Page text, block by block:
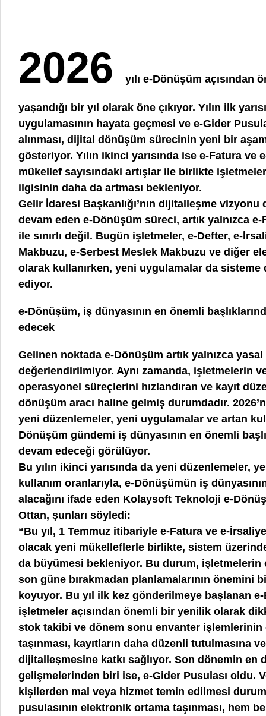
2026 yılı e-Dönüşüm açısından
yaşandığı bir yıl olarak öne çıkıyor. Yılın ilk
uygulamasının hayata geçmesi ve e-Gider
alınması, dijital dönüşüm sürecinin yeni bir
gösteriyor. Yılın ikinci yarısında ise e-Fatura ve
mükellef sayısındaki artışlar ile birlikte
ilgisinin daha da artması bekleniyor.
Gelir İdaresi Başkanlığı’nın dijitalleşme vizyonu
devam eden e-Dönüşüm süreci, artık yalnızca
ile sınırlı değil. Bugün işletmeler, e-Defter, e-
Makbuzu, e-Serbest Meslek Makbuzu ve diğer
olarak kullanırken, yeni uygulamalar da sisteme
ediyor.
e-Dönüşüm, iş dünyasının en önemli
edecek
Gelinen noktada e-Dönüşüm artık yalnızca
değerlendirilmiyor. Aynı zamanda, işletmelerin
operasyonel süreçlerini hızlandıran ve kayıt
dönüşüm aracı haline gelmiş durumdadır.
yeni düzenlemeler, yeni uygulamalar ve artan
Dönüşüm gündemi iş dünyasının en önemli
devam edeceği görülüyor.
Bu yılın ikinci yarısında da yeni düzenlemeler,
kullanım oranlarıyla, e-Dönüşümün iş
alacağını ifade eden Kolaysoft Teknoloji e-
Ottan, şunları söyledi:
“Bu yıl, 1 Temmuz itibariyle e-Fatura ve e-
olacak yeni mükelleflerle birlikte, sistem
da büyümesi bekleniyor. Bu durum, işletmelerin
son güne bırakmadan planlamalarının önemini
koyuyor. Bu yıl ilk kez gönderilmeye başlanan
işletmeler açısından önemli bir yenilik olarak
stok takibi ve dönem sonu envanter
taşınması, kayıtların daha düzenli tutulmasına
dijitalleşmesine katkı sağlıyor. Son dönemin en
gelişmelerinden biri ise, e-Gider Pusulası oldu.
kişilerden mal veya hizmet temin edilmesi
pusulasının elektronik ortama taşınması, hem